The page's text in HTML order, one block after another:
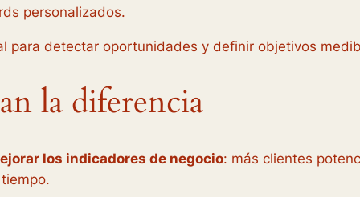
personalizados.
para detectar oportunidades y definir objetivos
la diferencia
los indicadores de negocio: más clientes